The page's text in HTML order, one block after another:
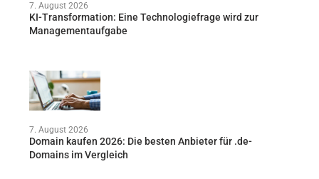
7. August 2026
KI-Transformation: Eine Technologiefrage wird zur
Managementaufgabe
7. August 2026
Domain kaufen 2026: Die besten Anbieter für .de-
Domains im Vergleich